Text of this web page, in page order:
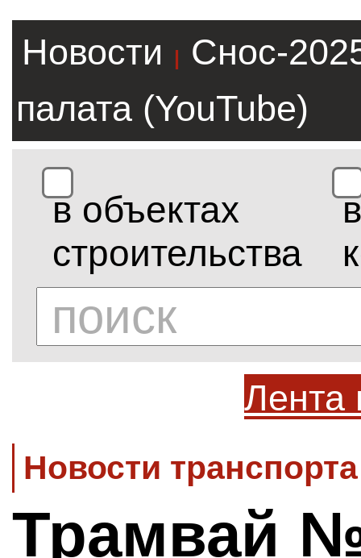
Новости |
Снос-
палата (YouTube)
в объектах
строительства
в
Лента
Новости
Трамвай